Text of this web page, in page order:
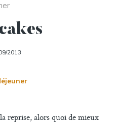
2013
reprise, alors quoi de mieux